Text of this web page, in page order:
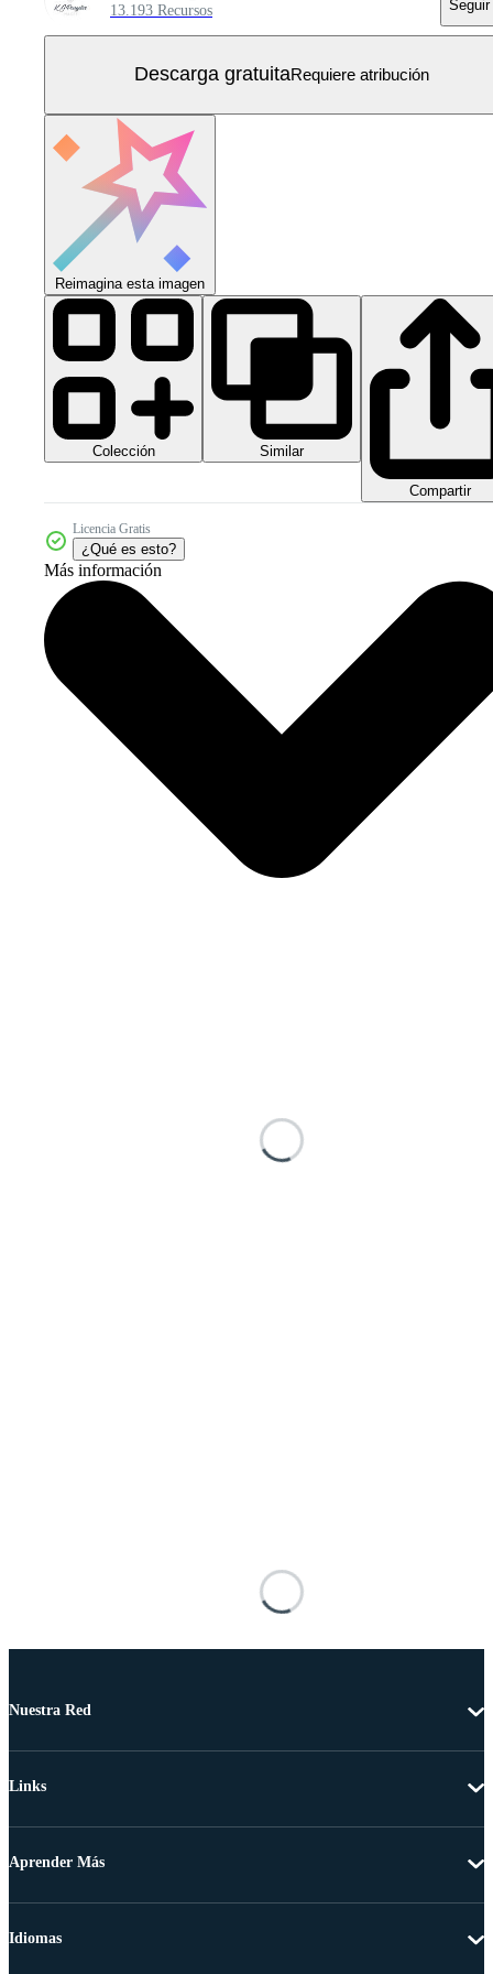
13.193 Recursos Seguir
Descarga gratuitaRequiere atribución
Reimagina esta imagen
Colección Similar
Compartir
Licencia Gratis
¿Qué es esto?
Más información
Nuestra Red
Links
Aprender Más
Idiomas